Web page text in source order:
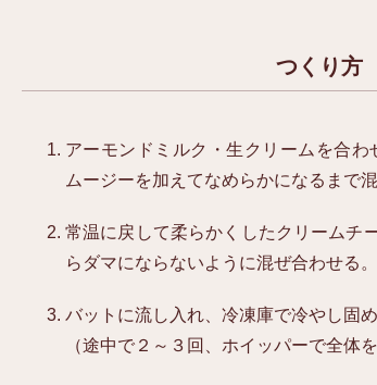
つくり方
アーモンドミルク・生クリームを合
ムージーを加えてなめらかになるまで混
常温に戻して柔らかくしたクリームチ
らダマにならないように混ぜ合わせる。
バットに流し入れ、冷凍庫で冷やし固め
（途中で２～３回、ホイッパーで全体